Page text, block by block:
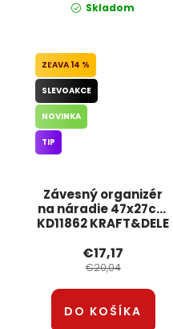
Skladom
Závesný organizér
na náradie 47x27cm
KD11862 KRAFT&DELE
14 %
SLEVOAKCE
NOVINKA
TIP
€17,17
€20,04
DO KOŠÍKA